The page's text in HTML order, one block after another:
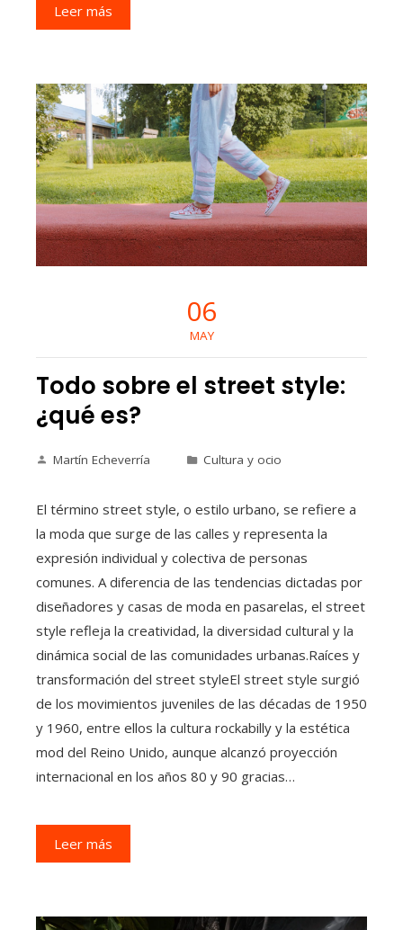
Leer más
06
MAY
Todo sobre el street style:
¿qué es?
Martín Echeverría Cultura y ocio
El término street style, o estilo urbano, se refiere a
la moda que surge de las calles y representa la
expresión individual y colectiva de personas
comunes. A diferencia de las tendencias dictadas por
diseñadores y casas de moda en pasarelas, el street
style refleja la creatividad, la diversidad cultural y la
dinámica social de las comunidades urbanas.Raíces y
transformación del street styleEl street style surgió
de los movimientos juveniles de las décadas de 1950
y 1960, entre ellos la cultura rockabilly y la estética
mod del Reino Unido, aunque alcanzó proyección
internacional en los años 80 y 90 gracias…
Leer más